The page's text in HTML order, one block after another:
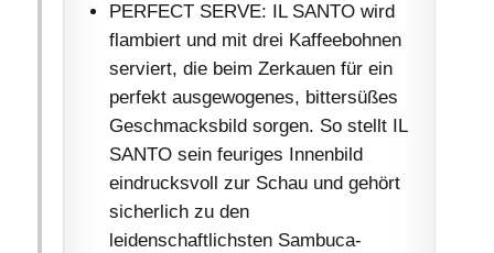
PERFECT SERVE: IL SANTO wird
flambiert und mit drei Kaffeebohnen
serviert, die beim Zerkauen für ein
perfekt ausgewogenes, bittersüßes
Geschmacksbild sorgen. So stellt IL
SANTO sein feuriges Innenbild
eindrucksvoll zur Schau und gehört
sicherlich zu den
leidenschaftlichsten Sambuca-